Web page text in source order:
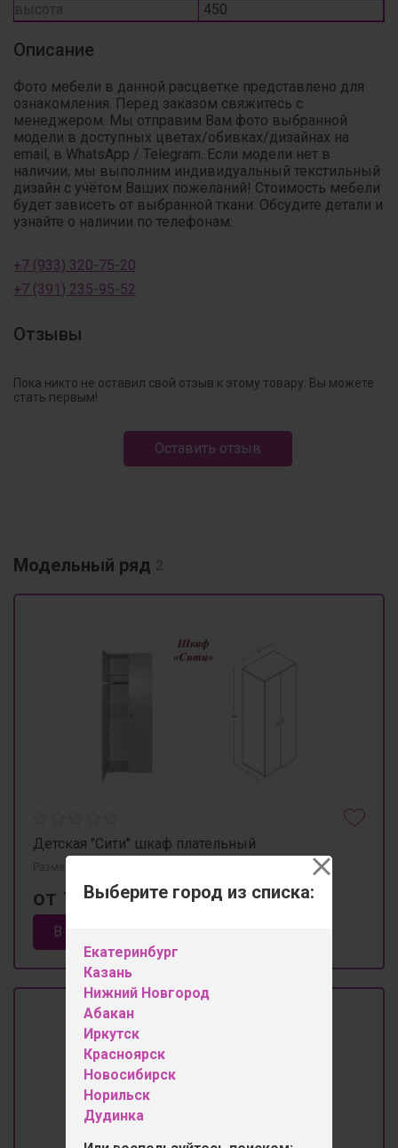
Выберите город из списка:
Екатеринбург
Казань
Нижний Новгород
Абакан
Иркутск
Красноярск
Новосибирск
Норильск
Дудинка
высота
450
Описание
Фото мебели в данной расцветке представлено для
ознакомления. Перед заказом свяжитесь с
менеджером. Мы отправим Вам фото выбранной
модели в доступных цветах/обивках/дизайнах на
email, в WhatsApp / Telegram. Если модели нет в
наличии, мы выполним индивидуальный текстильный
дизайн с учётом Ваших пожеланий! Стоимость мебели
будет зависеть от выбранной ткани. Обсудите детали и
узнайте о наличии по телефонам:
+7 (933) 320-75-20
+7 (391) 235-95-52
Отзывы
Пока никто не оставил свой отзыв к этому товару. Вы можете
стать первым!
Оставить отзыв
Модельный ряд
Детская "Сити" шкаф плательный
Размеры 700мм×520мм×1880мм
от 14 350 ₽
В корзину